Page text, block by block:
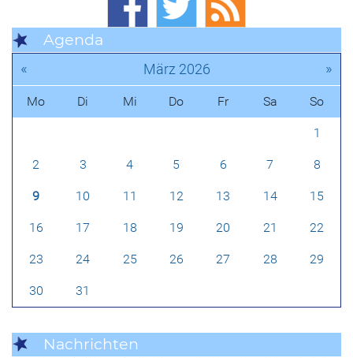
Agenda
« März 2026 »
Mo Di Mi Do Fr Sa So
1
2 3 4 5 6 7 8
9 10 11 12 13 14 15
16 17 18 19 20 21 22
23 24 25 26 27 28 29
30 31
Nachrichten